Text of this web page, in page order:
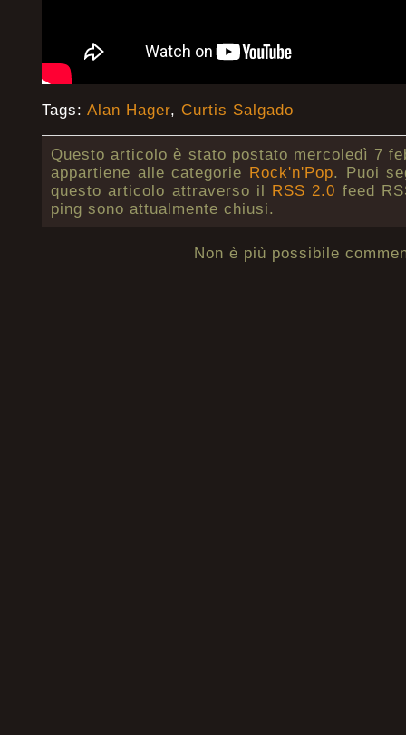
Tags: Alan Hager, Curtis Salgado
Questo articolo è stato postato mercoledì 7
appartiene alle categorie Rock'n'Pop. Puoi
questo articolo attraverso il RSS 2.0 feed
ping sono attualmente chiusi.
Non è più possibile